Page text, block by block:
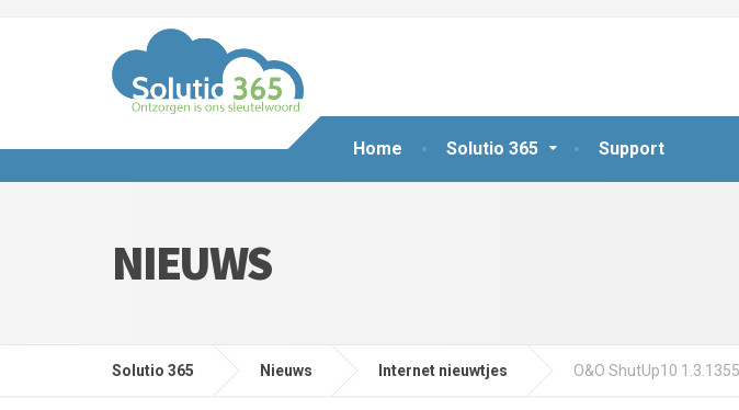
Home Solutio 365 Support
NIEUWS
Solutio 365 Nieuws Internet nieuwtjes O&O ShutUp10 1.3.1355